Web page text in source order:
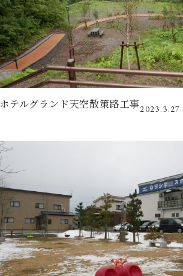
ホテルグランド天空散策路工事2023.3.27